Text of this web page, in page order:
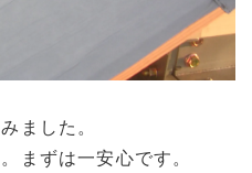
ました。
まずは一安心です。